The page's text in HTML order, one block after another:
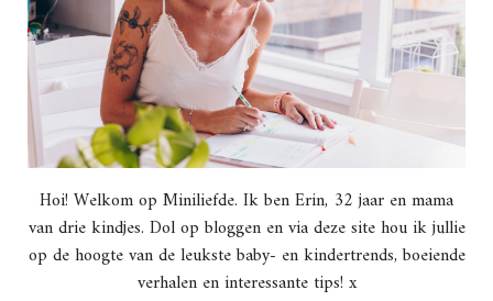
Hoi! Welkom op Miniliefde. Ik ben Erin, 32 jaar en mama
van drie kindjes. Dol op bloggen en via deze site hou ik jullie
op de hoogte van de leukste baby- en kindertrends, boeiende
verhalen en interessante tips! x